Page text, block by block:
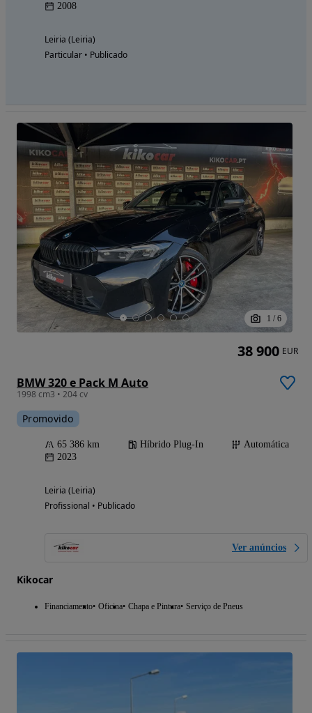
2008
Leiria (Leiria)
Particular • Publicado
1 / 6
BMW 320 e Pack M Auto
1998 cm3 • 204 cv
Promovido
65 386 km Híbrido Plug-In
Automática
2023
Leiria (Leiria)
Profissional • Publicado
Ver anúncios
Kikocar
Financiamento Oficina Chapa e Pintura Serviço de Pneus
38 900 EUR